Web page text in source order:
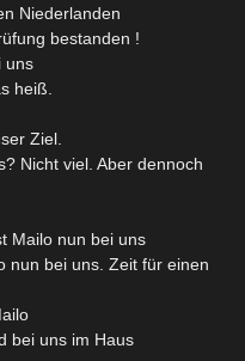
Niederlanden
bestanden !
uns
heiß.
Ziel.
Nicht viel. Aber dennoch
Mailo nun bei uns
nun bei uns. Zeit für einen
bei uns im Haus